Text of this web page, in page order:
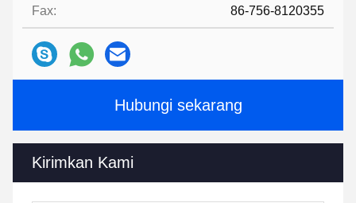
Fax: 86-756-8120355
Hubungi sekarang
Kirimkan Kami